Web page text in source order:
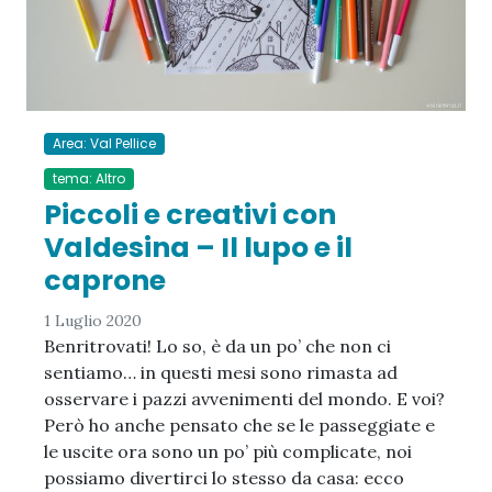
Area: Val Pellice
tema: Altro
Piccoli e creativi con
Valdesina – Il lupo e il
caprone
1 Luglio 2020
Benritrovati! Lo so, è da un po’ che non ci
sentiamo… in questi mesi sono rimasta ad
osservare i pazzi avvenimenti del mondo. E voi?
Però ho anche pensato che se le passeggiate e
le uscite ora sono un po’ più complicate, noi
possiamo divertirci lo stesso da casa: ecco